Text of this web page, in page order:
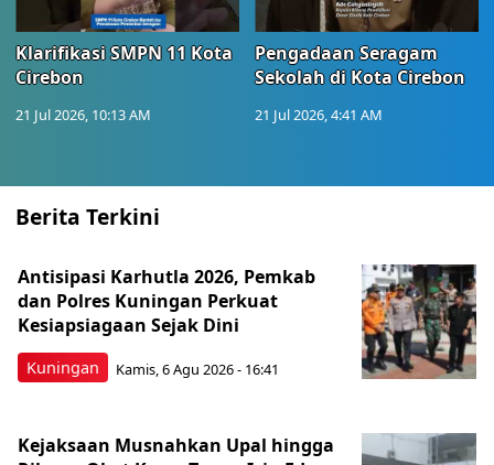
Klarifikasi SMPN 11 Kota
Cirebon
21 Jul 2026, 10:13 AM
Pengadaan Seragam
Sekolah di Kota Cirebon
21 Jul 2026, 4:41 AM
Berita Terkini
Kuningan
Antisipasi Karhutla 2026, Pemkab
dan Polres Kuningan Perkuat
Kesiapsiagaan Sejak Dini
Kamis, 6 Agu 2026 - 16:41
Kejaksaan Musnahkan Upal hingga